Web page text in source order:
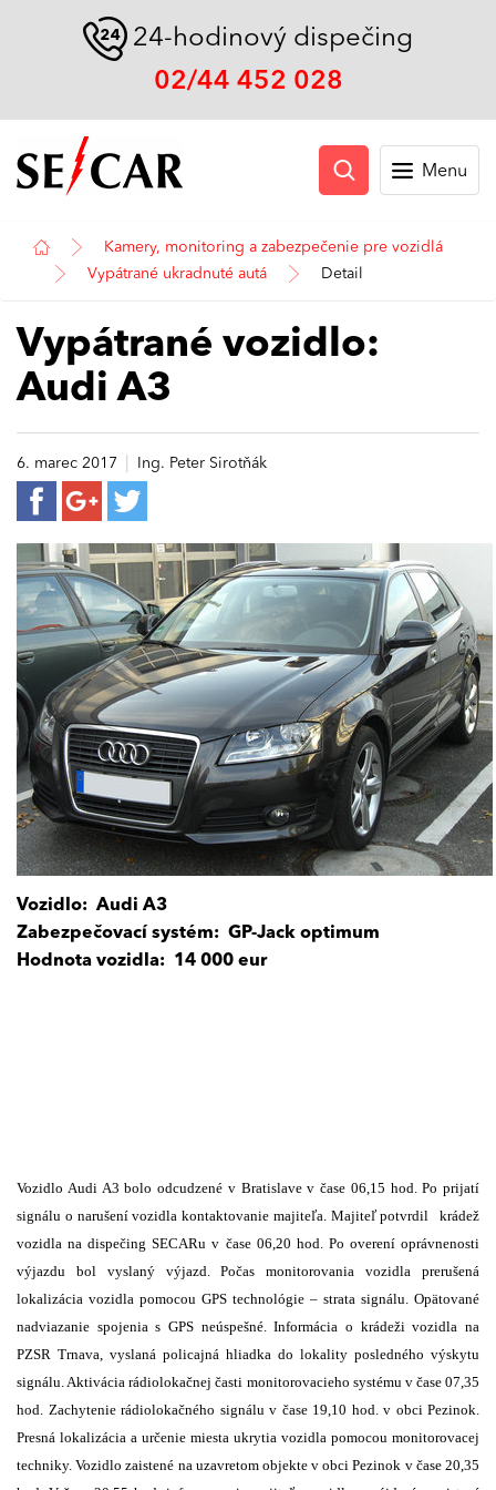
24-hodinový dispečing
02/44 452 028
Menu
Kamery, monitoring a zabezpečenie pre vozidlá
Vypátrané ukradnuté autá
Detail
Vypátrané vozidlo:
Audi A3
6. marec 2017 Ing. Peter Sirotňák
Vozidlo: Audi A3
Zabezpečovací systém: GP-Jack optimum
Hodnota vozidla: 14 000 eur
Vozidlo Audi A3 bolo odcudzené v Bratislave v čase 06,15 hod. Po prijatí
signálu o narušení vozidla kontaktovanie majiteľa. Majiteľ potvrdil
krádež
vozidla na dispečing SECARu v čase 06,20 hod. Po overení oprávnenosti
výjazdu bol vyslaný výjazd. Počas monitorovania vozidla prerušená
lokalizácia vozidla pomocou GPS technológie – strata signálu. Opätované
nadviazanie spojenia s GPS neúspešné. Informácia o krádeži vozidla na
PZSR Trnava, vyslaná policajná hliadka do lokality posledného výskytu
signálu. Aktivácia rádiolokačnej časti monitorovacieho systému v čase 07,35
hod. Zachytenie rádiolokačného signálu v čase 19,10 hod. v obci Pezinok.
Presná lokalizácia a určenie miesta ukrytia vozidla pomocou monitorovacej
techniky. Vozidlo zaistené na uzavretom objekte v obci Pezinok v čase 20,35